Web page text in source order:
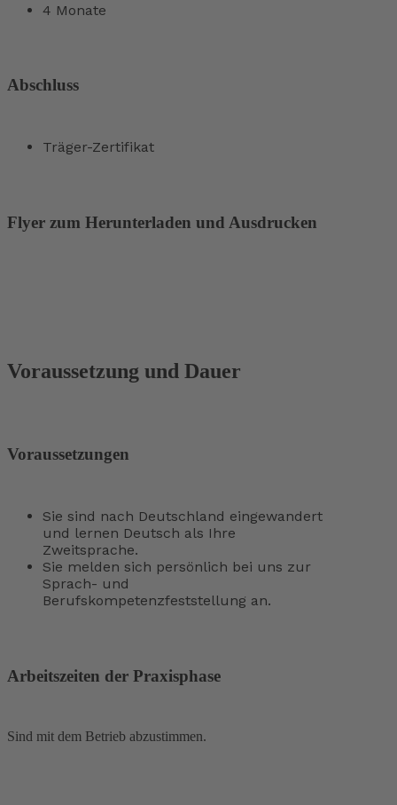
4 Monate
Abschluss
Träger-Zertifikat
Flyer zum Herunterladen und Ausdrucken
Voraussetzung und Dauer
Voraussetzungen
Sie sind nach Deutschland eingewandert
und lernen Deutsch als Ihre
Zweitsprache.
Sie melden sich persönlich bei uns zur
Sprach- und
Berufskompetenzfeststellung an.
Arbeitszeiten der Praxisphase
Sind mit dem Betrieb abzustimmen.